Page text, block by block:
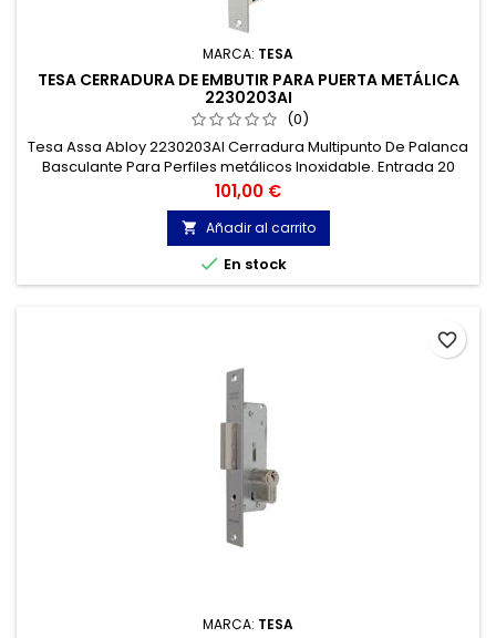
MARCA: TESA
TESA CERRADURA DE EMBUTIR PARA PUERTA METÁLICA
2230203AI
(0)
Tesa Assa Abloy 2230203AI Cerradura Multipunto De Palanca
Basculante Para Perfiles metálicos Inoxidable. Entrada 20
mm. 2230.
Precio
101,00 €
 Añadir al carrito
 En stock
MARCA: TESA
favorite_border